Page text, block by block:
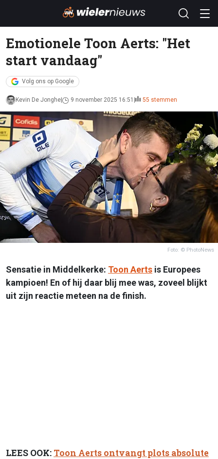
Emotionele Toon Aerts: "Het
start vandaag"
Volg ons op Google
Kevin De Jonghe 9 november 2025 16:51 55 stemmen
Foto: © PhotoNews
Sensatie in Middelkerke: Toon Aerts is Europees
kampioen! En of hij daar blij mee was, zoveel blijkt
uit zijn reactie meteen na de finish.
LEES OOK: Toon Aerts ontvangt plots absolute